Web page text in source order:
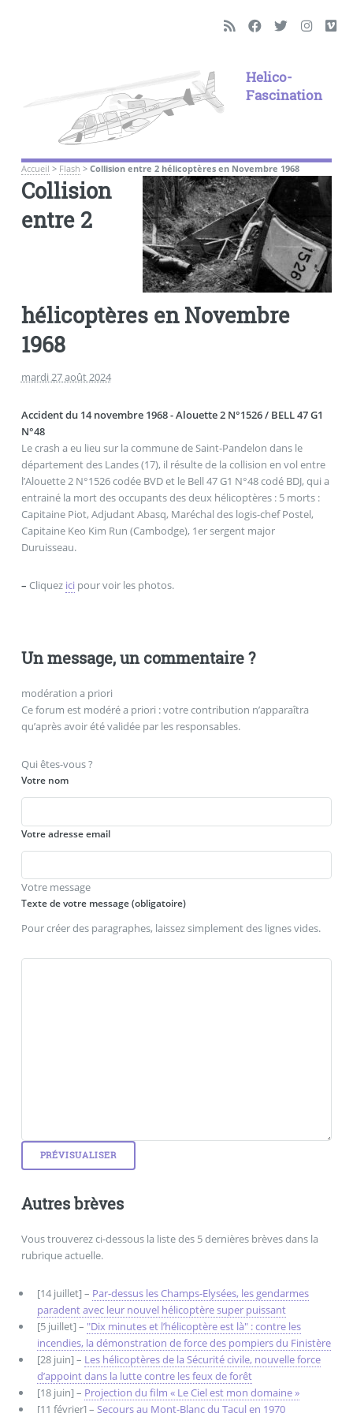
Helico-
Fascination
Accueil > Flash > Collision entre 2 hélicoptères en Novembre 1968
Collision
entre 2
hélicoptères en Novembre
1968
mardi 27 août 2024
Accident du 14 novembre 1968 - Alouette 2 N°1526 / BELL 47 G1
N°48
Le crash a eu lieu sur la commune de Saint-Pandelon dans le
département des Landes (17), il résulte de la collision en vol entre
l’Alouette 2 N°1526 codée BVD et le Bell 47 G1 N°48 codé BDJ, qui a
entrainé la mort des occupants des deux hélicoptères : 5 morts :
Capitaine Piot, Adjudant Abasq, Maréchal des logis-chef Postel,
Capitaine Keo Kim Run (Cambodge), 1er sergent major
Duruisseau.
– Cliquez ici pour voir les photos.
Un message, un commentaire ?
modération a priori
Ce forum est modéré a priori : votre contribution n’apparaîtra
qu’après avoir été validée par les responsables.
Qui êtes-vous ?
Votre nom
Votre adresse email
Votre message
Texte de votre message (obligatoire)
Pour créer des paragraphes, laissez simplement des lignes vides.
Autres brèves
Vous trouverez ci-dessous la liste des 5 dernières brèves dans la
rubrique actuelle.
[14 juillet] – Par-dessus les Champs-Elysées, les gendarmes
paradent avec leur nouvel hélicoptère super puissant
[5 juillet] – "Dix minutes et l’hélicoptère est là" : contre les
incendies, la démonstration de force des pompiers du Finistère
[28 juin] – Les hélicoptères de la Sécurité civile, nouvelle force
d’appoint dans la lutte contre les feux de forêt
[18 juin] – Projection du film « Le Ciel est mon domaine »
[11 février] – Secours au Mont-Blanc du Tacul en 1970